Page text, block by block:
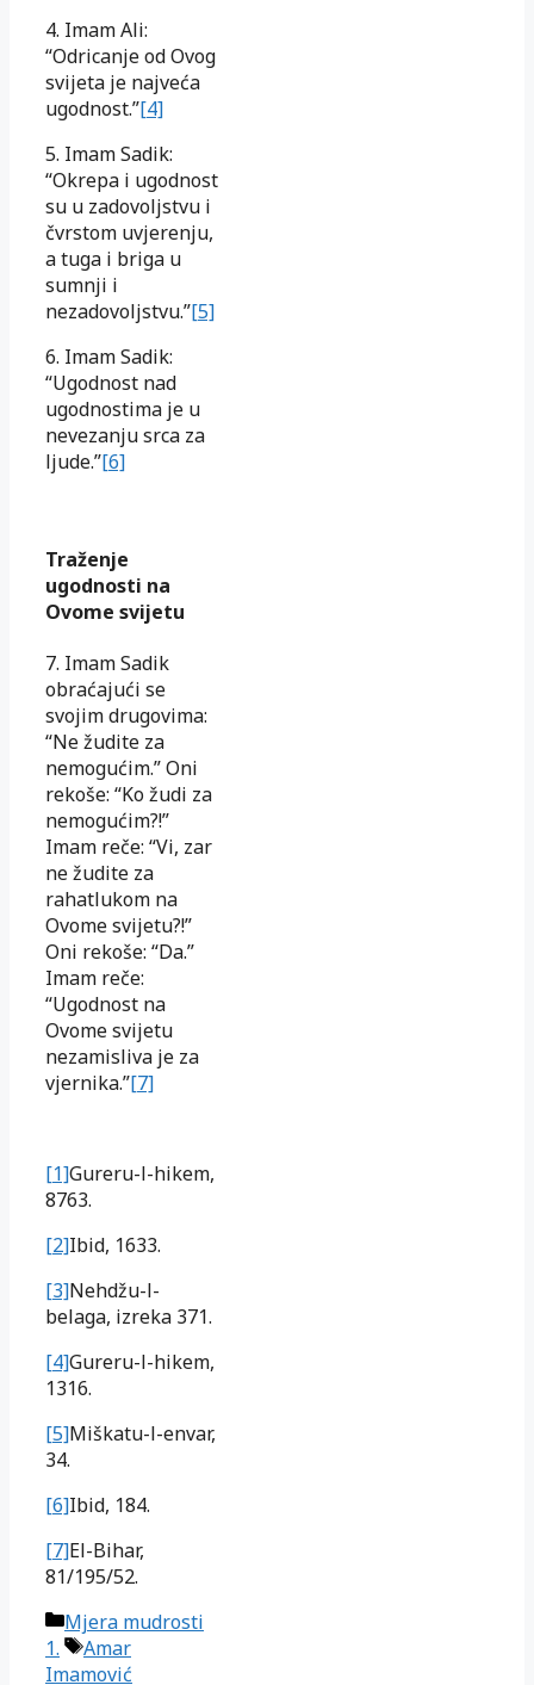
4. Imam Ali:
“Odricanje od Ovog
svijeta je najveća
ugodnost.”[4]
5. Imam Sadik:
“Okrepa i ugodnost
su u zadovoljstvu i
čvrstom uvjerenju,
a tuga i briga u
sumnji i
nezadovoljstvu.”[5]
6. Imam Sadik:
“Ugodnost nad
ugodnostima je u
nevezanju srca za
ljude.”[6]
Traženje
ugodnosti na
Ovome svijetu
7. Imam Sadik
obraćajući se
svojim drugovima:
“Ne žudite za
nemogućim.” Oni
rekoše: “Ko žudi za
nemogućim?!”
Imam reče: “Vi, zar
ne žudite za
rahatlukom na
Ovome svijetu?!”
Oni rekoše: “Da.”
Imam reče:
“Ugodnost na
Ovome svijetu
nezamisliva je za
vjernika.”[7]
[1]Gureru-l-hikem,
8763.
[2]Ibid, 1633.
[3]Nehdžu-l-
belaga, izreka 371.
[4]Gureru-l-hikem,
1316.
[5]Miškatu-l-envar,
34.
[6]Ibid, 184.
[7]El-Bihar,
81/195/52.
Kategorije
Mjera mudrosti
1.
Oznake
Amar
Imamović